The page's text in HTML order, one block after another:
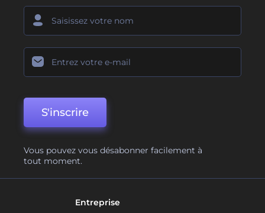
S'inscrire
Vous pouvez vous désabonner facilement à
tout moment.
Entreprise